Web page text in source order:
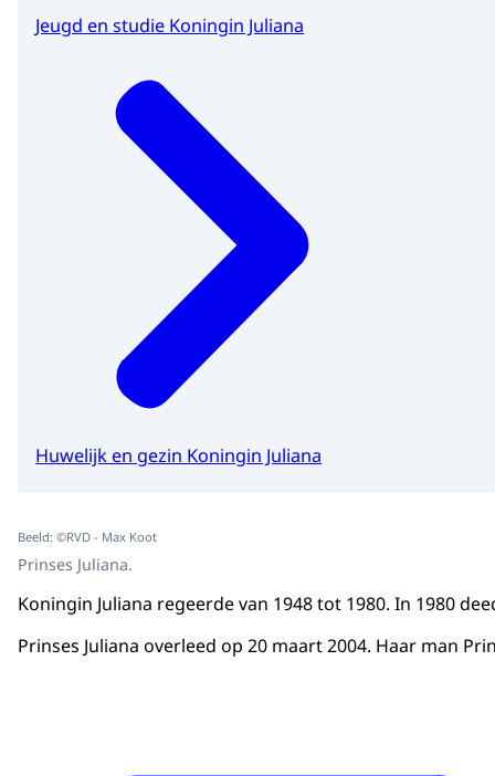
Jeugd en studie Koningin Juliana
Huwelijk en gezin Koningin Juliana
Beeld: ©RVD - Max Koot
Prinses Juliana.
Koningin Juliana regeerde van 1948 tot 1980. In 1980
Prinses Juliana overleed op 20 maart 2004. Haar man